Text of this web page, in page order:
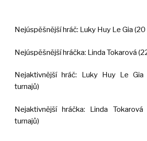
Nejúspěšnější hráč: Luky Huy Le Gia (20
Nejúspěšnější hráčka: Linda Tokarová
Nejaktivnější hráč: Luky Huy Le Gia
turnajů)
Nejaktivnější hráčka: Linda
turnajů)